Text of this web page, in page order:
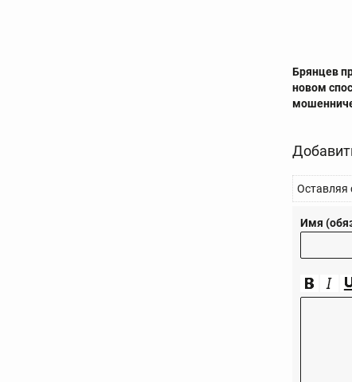
Брянцев
новом
Оставляя
Имя